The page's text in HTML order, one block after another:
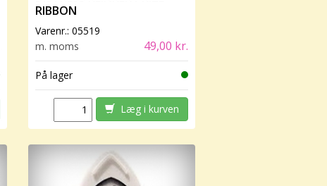
RIBBON
Varenr.:05519
m. moms
49,00 kr.
På lager
Læg i kurven